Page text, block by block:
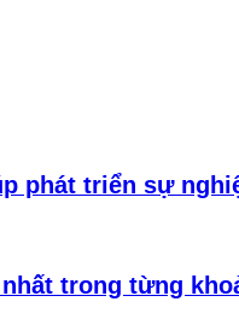
phát triển sự
trong từng